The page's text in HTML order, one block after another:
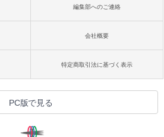
編集部へのご連絡
会社概要
特定商取引法に基づく表示
PC版で見る